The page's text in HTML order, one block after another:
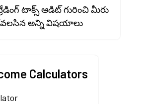
టాక్స్ ఆడిట్ గురించి మీరు
అన్ని విషయాలు
Calculators